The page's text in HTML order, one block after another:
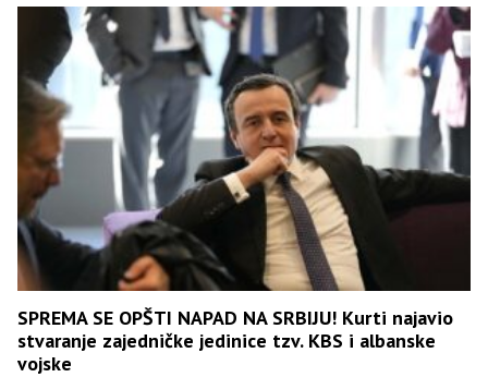
SPREMA SE OPŠTI NAPAD NA SRBIJU! Kurti najavio
stvaranje zajedničke jedinice tzv. KBS i albanske
vojske